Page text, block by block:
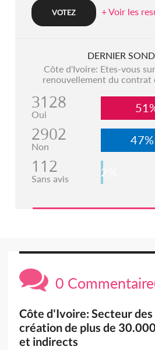
+ Voir les
DERNIER
Côte d'Ivoire: Etes-vous
renouvellement du contrat
3128
Oui
2902
Non 47%
112
Sans avis 2%
0
Côte d'Ivoire: Secteur des
création de plus de
et indirects